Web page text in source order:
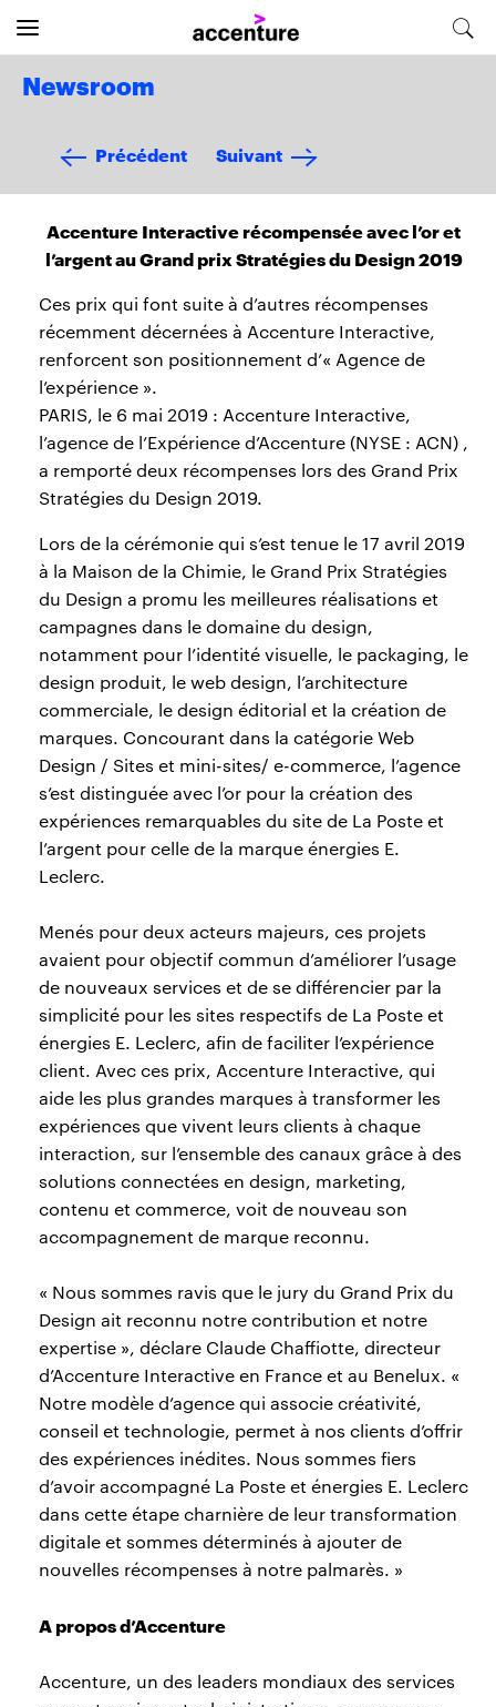
Newsroom
Précédent Suivant
Accenture Interactive récompensée avec l’or et
l’argent au Grand prix Stratégies du Design 2019
Ces prix qui font suite à d’autres récompenses
récemment décernées à Accenture Interactive,
renforcent son positionnement d’« Agence de
l’expérience ».
PARIS, le 6 mai 2019 : Accenture Interactive,
l’agence de l’Expérience d’Accenture (NYSE : ACN) ,
a remporté deux récompenses lors des Grand Prix
Stratégies du Design 2019.
Lors de la cérémonie qui s’est tenue le 17 avril 2019
à la Maison de la Chimie, le Grand Prix Stratégies
du Design a promu les meilleures réalisations et
campagnes dans le domaine du design,
notamment pour l’identité visuelle, le packaging, le
design produit, le web design, l’architecture
commerciale, le design éditorial et la création de
marques. Concourant dans la catégorie Web
Design / Sites et mini-sites/ e-commerce, l’agence
s’est distinguée avec l’or pour la création des
expériences remarquables du site de La Poste et
l’argent pour celle de la marque énergies E.
Leclerc.
Menés pour deux acteurs majeurs, ces projets
avaient pour objectif commun d’améliorer l’usage
de nouveaux services et de se différencier par la
simplicité pour les sites respectifs de La Poste et
énergies E. Leclerc, afin de faciliter l’expérience
client. Avec ces prix, Accenture Interactive, qui
aide les plus grandes marques à transformer les
expériences que vivent leurs clients à chaque
interaction, sur l’ensemble des canaux grâce à des
solutions connectées en design, marketing,
contenu et commerce, voit de nouveau son
accompagnement de marque reconnu.
« Nous sommes ravis que le jury du Grand Prix du
Design ait reconnu notre contribution et notre
expertise », déclare Claude Chaffiotte, directeur
d’Accenture Interactive en France et au Benelux. «
Notre modèle d’agence qui associe créativité,
conseil et technologie, permet à nos clients d’offrir
des expériences inédites. Nous sommes fiers
d’avoir accompagné La Poste et énergies E. Leclerc
dans cette étape charnière de leur transformation
digitale et sommes déterminés à ajouter de
nouvelles récompenses à notre palmarès. »
A propos d’Accenture
Accenture, un des leaders mondiaux des services